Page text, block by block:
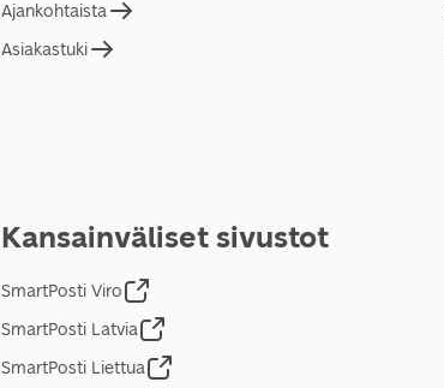
Ajankohtaista
Asiakastuki
Kansainväliset sivustot
SmartPosti Viro
SmartPosti Latvia
SmartPosti Liettua